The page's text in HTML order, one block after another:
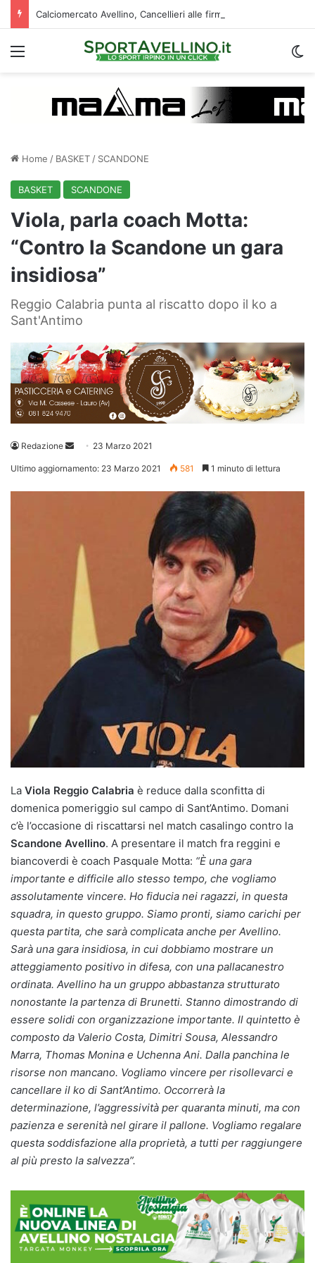
Menu
Home / BASKET / SCANDONE
BASKET SCANDONE
Viola, parla coach Motta:
“Contro la Scandone un gara
insidiosa”
Reggio Calabria punta al riscatto dopo il ko a
Sant'Antimo
Redazione
Invia 23 Marzo 2021
Ultimo aggiornamento: 23 Marzo 2021 581 1 minuto di lettura
La Viola Reggio Calabria è reduce dalla sconfitta di
domenica pomeriggio sul campo di Sant’Antimo. Domani
c’è l’occasione di riscattarsi nel match casalingo contro la
Scandone Avellino. A presentare il match fra reggini e
biancoverdi è coach Pasquale Motta: “È una gara
importante e difficile allo stesso tempo, che vogliamo
assolutamente vincere. Ho fiducia nei ragazzi, in questa
squadra, in questo gruppo. Siamo pronti, siamo carichi per
questa partita, che sarà complicata anche per Avellino.
Sarà una gara insidiosa, in cui dobbiamo mostrare un
atteggiamento positivo in difesa, con una pallacanestro
ordinata. Avellino ha un gruppo abbastanza strutturato
nonostante la partenza di Brunetti. Stanno dimostrando di
essere solidi con organizzazione importante. Il quintetto è
composto da Valerio Costa, Dimitri Sousa, Alessandro
Marra, Thomas Monina e Uchenna Ani. Dalla panchina le
risorse non mancano. Vogliamo vincere per risollevarci e
cancellare il ko di Sant’Antimo. Occorrerà la
determinazione, l’aggressività per quaranta minuti, ma con
pazienza e serenità nel girare il pallone. Vogliamo regalare
questa soddisfazione alla proprietà, a tutti per raggiungere
al più presto la salvezza”.